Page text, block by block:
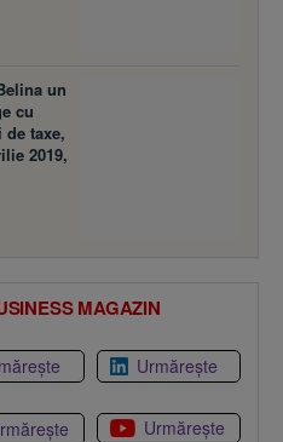
un
cu
taxe,
2019,
MAGAZIN
Urmărește
Urmărește